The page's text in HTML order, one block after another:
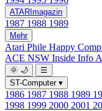
ATARImagazin
1987 1988 1989
Mehr
Atari Phile Happy
ACE NSW Inside Info
🌞 🌙
☰
ST-Computer ▾
1986 1987 1988 1989
1998 1999 2000 2001